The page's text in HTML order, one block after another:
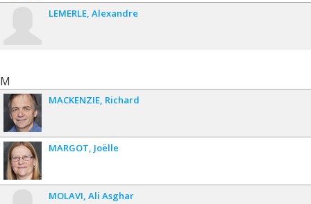
LEMERLE Alexandre
M
MACKENZIE Richard
MARGOT Joëlle
MOLAVI Ali Asghar